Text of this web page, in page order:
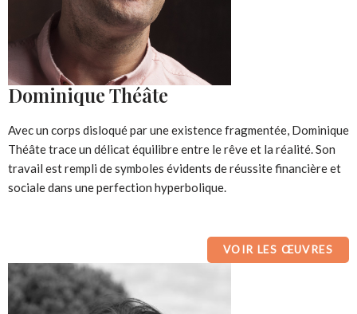
Dominique Théâte
Avec un corps disloqué par une existence fragmentée, Dominique
Théâte trace un délicat équilibre entre le rêve et la réalité. Son
travail est rempli de symboles évidents de réussite financière et
sociale dans une perfection hyperbolique.
VOIR LES ŒUVRES